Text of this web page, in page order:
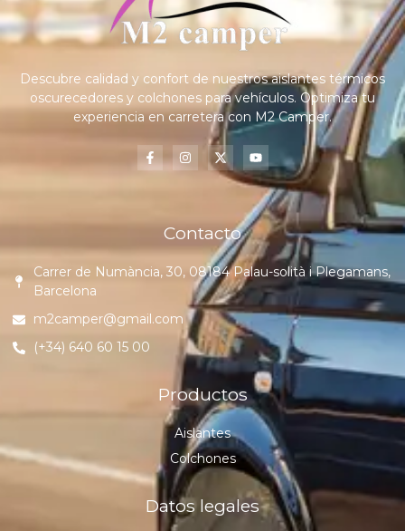
Descubre calidad y confort de nuestros aislantes térmicos
oscurecedores y colchones para vehículos. Optimiza tu
experiencia en carretera con M2 Camper.
Contacto
Carrer de Numància, 30, 08184 Palau-solità i Plegamans,
Barcelona
m2camper@gmail.com
(+34) 640 60 15 00
Productos
Aislantes
Colchones
Datos legales